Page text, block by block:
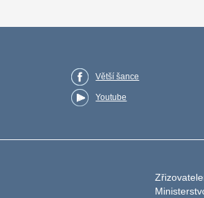
Větší šance
Youtube